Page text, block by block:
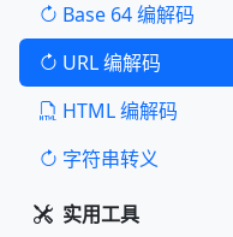
Base 64 编解码
URL 编解码
HTML 编解码
字符串转义
实用工具